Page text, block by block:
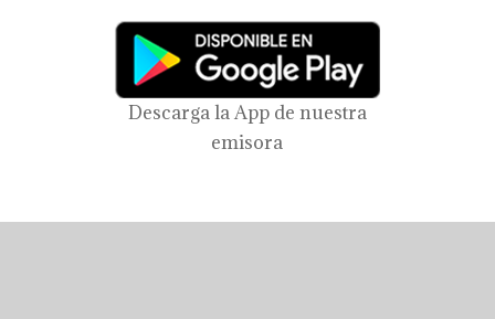
Descarga la App de nuestra
emisora